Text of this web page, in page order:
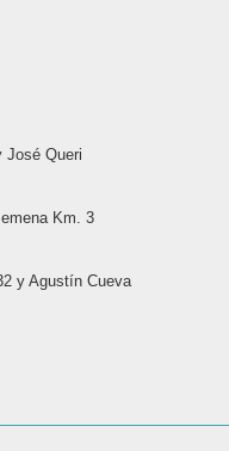
José Queri
Km. 3
y Agustín Cueva